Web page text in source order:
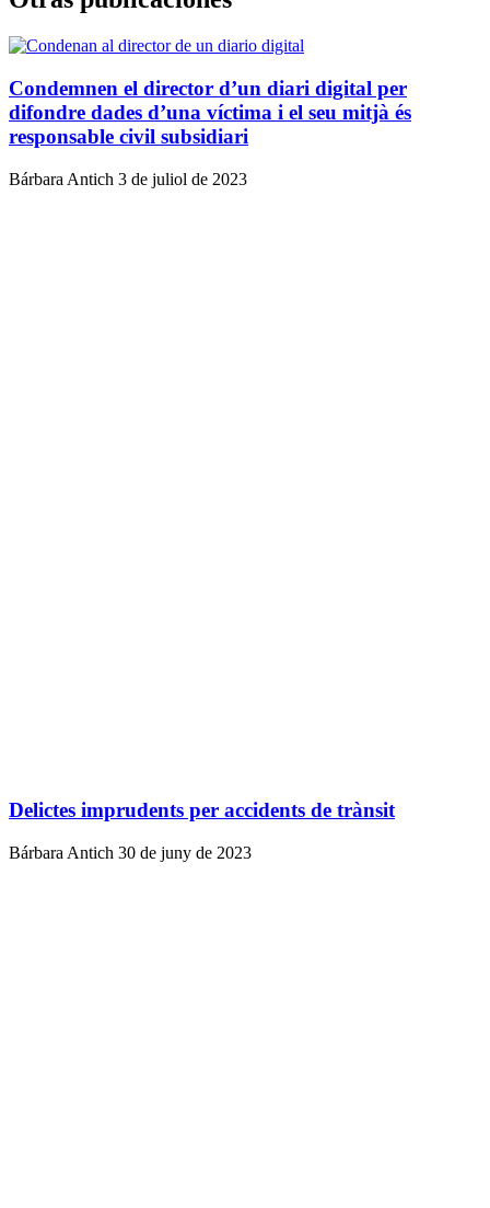
Condemnen el director d’un diari digital per
difondre dades d’una víctima i el seu mitjà és
responsable civil subsidiari
Bárbara Antich 3 de juliol de 2023
Delictes imprudents per accidents de trànsit
Bárbara Antich 30 de juny de 2023